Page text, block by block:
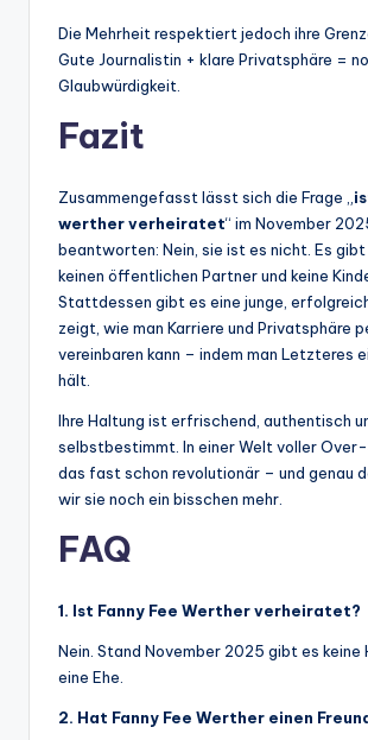
Die Mehrheit respektiert jedoch ihre
Gute Journalistin + klare Privatsphäre =
Glaubwürdigkeit.
Fazit
Zusammengefasst lässt sich die Frage „
werther verheiratet“ im November
beantworten: Nein, sie ist es nicht. Es gibt
keinen öffentlichen Partner und keine
Stattdessen gibt es eine junge,
zeigt, wie man Karriere und Privatsphäre
vereinbaren kann – indem man Letzteres
hält.
Ihre Haltung ist erfrischend, authentisch
selbstbestimmt. In einer Welt voller
das fast schon revolutionär – und genau
wir sie noch ein bisschen mehr.
FAQ
1. Ist Fanny Fee Werther verheiratet?
Nein. Stand November 2025 gibt es keine
eine Ehe.
2. Hat Fanny Fee Werther einen